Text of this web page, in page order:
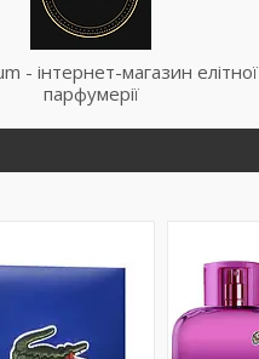
- інтернет-магазин елітної
парфумерії